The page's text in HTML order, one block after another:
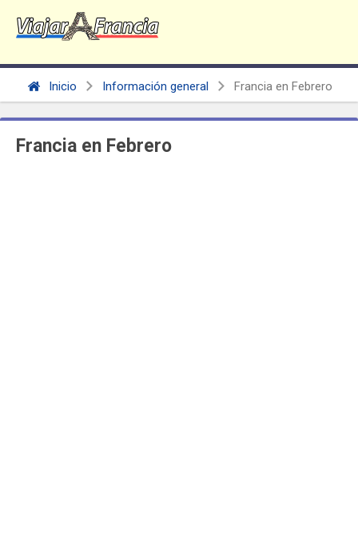
Inicio Información general Francia en Febrero
Francia en Febrero